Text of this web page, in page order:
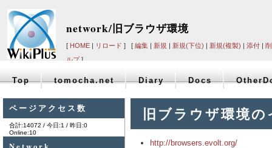
network/旧ブラウザ環境
[ HOME | リロード ] [ 編集 | 新規 | 新規(下位) | 新規(複製) | 添付 |
ルプ]
Top tomocha.net Diary Docs
ページアクセス数
合計:14072 / 今日:1 / 昨日:0
Online:10
旧ブラウザ環境
http://browsers.evolt.org/